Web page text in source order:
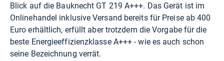
Blick auf die Bauknecht GT 219 A+++. Das Gerät ist im
Onlinehandel inklusive Versand bereits für Preise ab 400
Euro erhältlich, erfüllt aber trotzdem die Vorgabe für die
beste Energieeffizienzklasse A+++ - wie es auch schon
seine Bezeichnung verrät.